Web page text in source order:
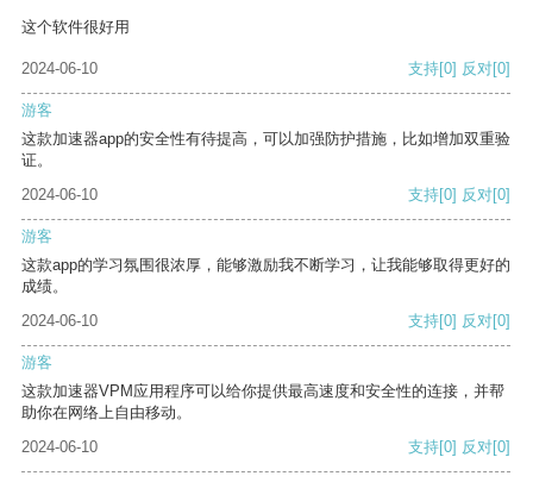
这个软件很好用
2024-06-10 支持[0] 反对[0]
游客
这款加速器app的安全性有待提高，可以加强防护措施，比如增加双重验
证。
2024-06-10
支持[0] 反对[0]
游客
这款app的学习氛围很浓厚，能够激励我不断学习，让我能够取得更好的
成绩。
2024-06-10
支持[0] 反对[0]
游客
这款加速器VPM应用程序可以给你提供最高速度和安全性的连接，并帮
助你在网络上自由移动。
2024-06-10
支持[0] 反对[0]